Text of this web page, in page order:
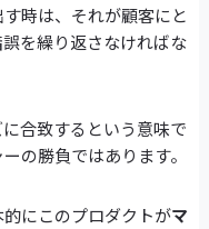
時は、それが顧客にと
を繰り返さなければな
合致するという意味で
の勝負ではあります。
にこのプロダクトがマ